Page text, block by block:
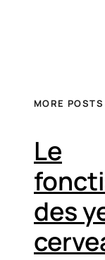
MORE POSTS
Le
des